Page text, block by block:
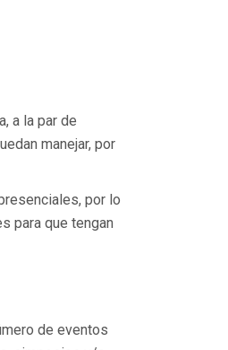
a la par de
manejar, por
por lo
para que tengan
de eventos